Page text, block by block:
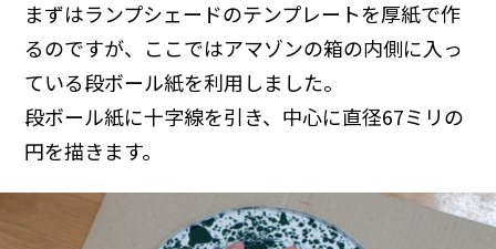
まずはランプシェードのテンプレートを厚紙で作
るのですが、ここではアマゾンの箱の内側に入っ
ている段ボール紙を利用しました。
段ボール紙に十字線を引き、中心に直径67ミリの
円を描きます。